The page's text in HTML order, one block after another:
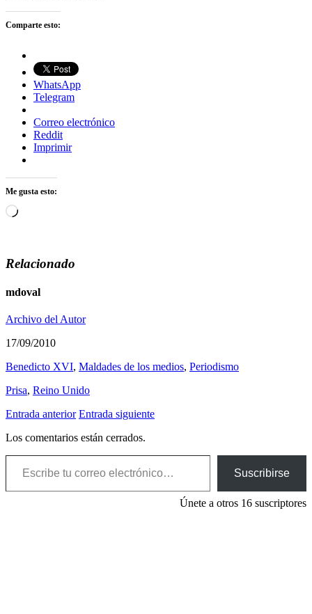
Comparte esto:
WhatsApp
Telegram
Correo electrónico
Reddit
Imprimir
Me gusta esto:
Cargando...
Relacionado
mdoval
Archivo del Autor
17/09/2010
Benedicto XVI, Maldades de los medios, Periodismo
Prisa, Reino Unido
Entrada anterior Entrada siguiente
Los comentarios están cerrados.
Escribe tu correo electrónico…
Suscribirse
Únete a otros 16 suscriptores